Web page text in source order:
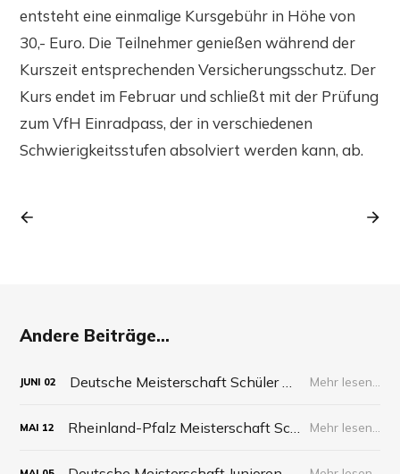
entsteht eine einmalige Kursgebühr in Höhe von
30,- Euro. Die Teilnehmer genießen während der
Kurszeit entsprechenden Versicherungsschutz. Der
Kurs endet im Februar und schließt mit der Prüfung
zum VfH Einradpass, der in verschiedenen
Schwierigkeitsstufen absolviert werden kann, ab.
Andere Beiträge...
JUNI 02 Deutsche Meisterschaft Schüler 2026 Mehr lesen...
MAI 12 Rheinland-Pfalz Meisterschaft Schüler 2026 Mehr lesen...